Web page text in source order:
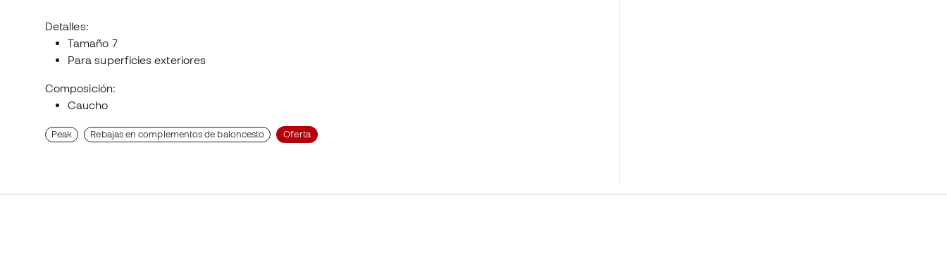
Detalles:
Tamaño 7
Para superficies exteriores
Composición:
Caucho
Peak Rebajas en complementos de baloncesto Oferta